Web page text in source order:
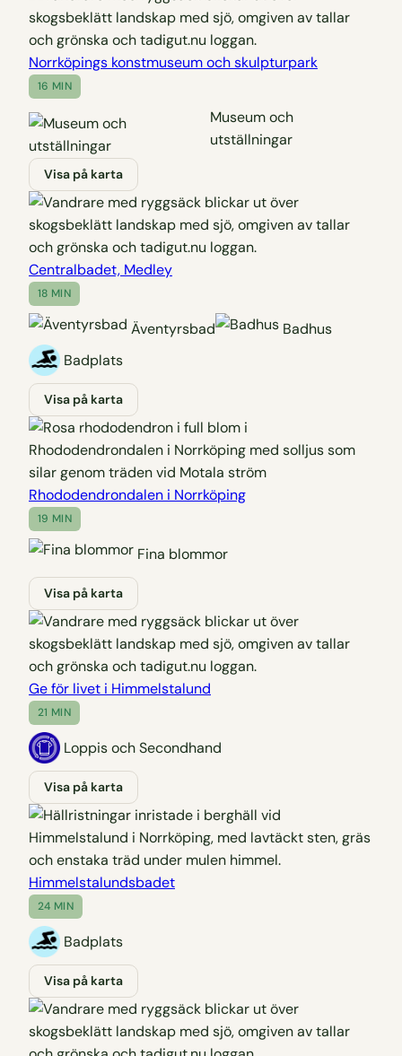
Norrköpings konstmuseum och skulpturpark
16 MIN
Museum och
utställningar
Visa på karta
Centralbadet, Medley
18 MIN
Äventyrsbad
Badhus
Badplats
Visa på karta
Rhododendrondalen i Norrköping
19 MIN
Fina blommor
Visa på karta
Ge för livet i Himmelstalund
21 MIN
Loppis och Secondhand
Visa på karta
Himmelstalundsbadet
24 MIN
Badplats
Visa på karta